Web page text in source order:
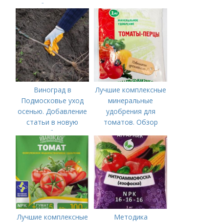
удобрения для
подкормки "по листу"
Виноград в
Подмосковье уход
осенью. Добавление
статьи в новую
подборку
Лучшие комплексные
минеральные
удобрения для
томатов. Обзор
удобрений для
томатов: правила
внесения в почву
Лучшие комплексные
Методика